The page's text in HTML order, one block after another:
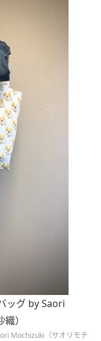
ッグ by Saori
）
Mochizuki（サオリモチ